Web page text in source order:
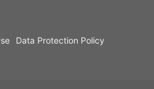
Data Protection Policy